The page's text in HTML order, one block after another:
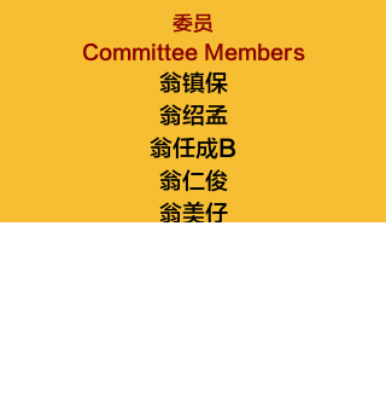
委员
Committee Members
翁镇保
翁绍孟
翁任成B
翁仁俊
翁美仔